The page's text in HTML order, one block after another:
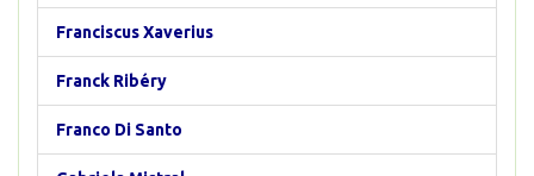
Franciscus Xaverius
Franck Ribéry
Franco Di Santo